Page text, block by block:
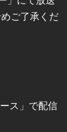
ご了承くだ
ス」で配信